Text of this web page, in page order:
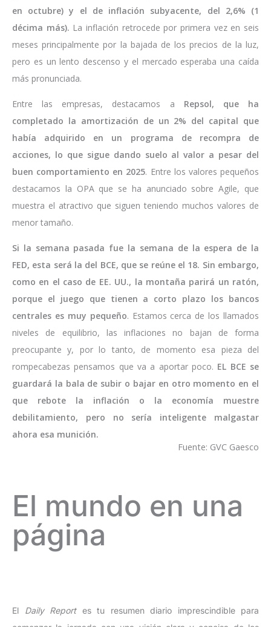
en octubre) y el de inflación subyacente, del 2,6% (1
décima más). La inflación retrocede por primera vez en seis
meses principalmente por la bajada de los precios de la luz,
pero es un lento descenso y el mercado esperaba una caída
más pronunciada.
Entre las empresas, destacamos a
Repsol, que ha
completado la amortización de un 2% del capital que
había adquirido en un programa de recompra de
acciones, lo que sigue dando suelo al valor a pesar del
buen comportamiento en 2025. Entre los valores pequeños
destacamos la OPA que se ha anunciado sobre Agile, que
muestra el atractivo que siguen teniendo muchos valores de
menor tamaño.
Si la semana pasada fue la semana de la espera de la
FED, esta será la del BCE, que se reúne el 18. Sin embargo,
como en el caso de EE. UU., la montaña parirá un ratón,
porque el juego que tienen a corto plazo los bancos
centrales es muy pequeño. Estamos cerca de los llamados
niveles de equilibrio, las inflaciones no bajan de forma
preocupante y, por lo tanto, de momento esa pieza del
rompecabezas pensamos que va a aportar poco. EL BCE se
guardará la bala de subir o bajar en otro momento en el
que rebote la inflación o la economía muestre
debilitamiento, pero no sería inteligente malgastar
ahora esa munición.
Fuente: GVC Gaesco
El mundo en una
página
El Daily Reportes tu resumen diario imprescindible para